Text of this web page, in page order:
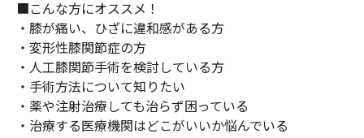
■こんな方にオススメ！
・膝が痛い、ひざに違和感がある方
・変形性膝関節症の方
・人工膝関節手術を検討している方
・手術方法について知りたい
・薬や注射治療しても治らず困っている
・治療する医療機関はどこがいいか悩んでいる